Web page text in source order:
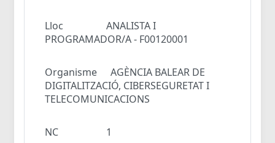
Lloc
ANALISTA I
PROGRAMADOR/A - F00120001
Organisme
AGÈNCIA BALEAR DE
DIGITALITZACIÓ, CIBERSEGURETAT I
TELECOMUNICACIONS
NC 1